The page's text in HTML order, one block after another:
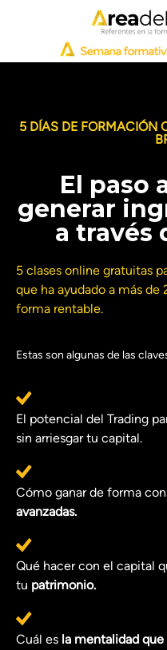
5 DÍAS DE FORMACIÓN
El paso
generar
a través
5 clases online gratuitas
que ha ayudado a más
forma rentable.
Estas son algunas de las
El potencial del Trading
sin arriesgar tu capital.
Cómo ganar de forma
avanzadas.
Qué hacer con el capital
tu patrimonio.
Cuál es la mentalidad